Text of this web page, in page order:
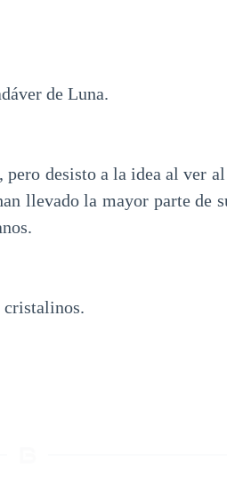
de Luna.
desisto a la idea al ver
llevado la mayor parte de